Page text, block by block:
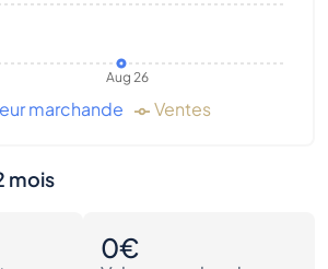
Aug 26
marchande Ventes
mois
0€